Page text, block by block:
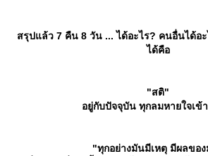
สรุปแล้ว 7 คืน 8 วัน ... ได้อะไร? คนอื่นได้อ
ได้คือ
"สติ"
อยู่กับปัจจุบัน ทุกลมหายใจเข้
"ทุกอย่างมันมีเหตุ มีผลขอ